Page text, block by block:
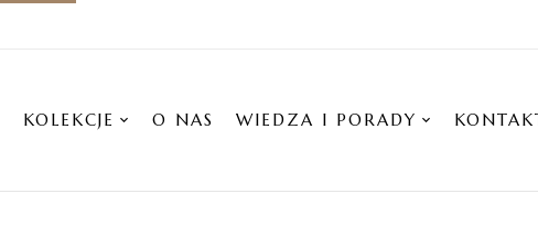
KOLEKCJE O NAS WIEDZA I PORADY